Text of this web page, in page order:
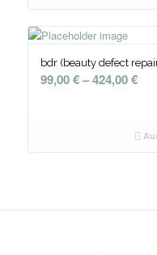
bdr (beauty defect
99,00€–424,00€